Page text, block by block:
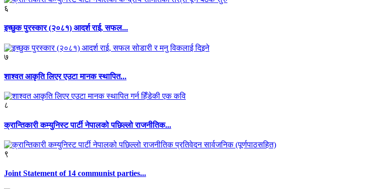
६
इच्छुक पुरस्कार (२०८१) आदर्श राई, सफल...
७
शाश्वत आकृति लिएर एउटा मानक स्थापित...
८
क्रान्तिकारी कम्युनिस्ट पार्टी नेपालको पछिल्लो राजनीतिक...
९
Joint Statement of 14 communist parties...